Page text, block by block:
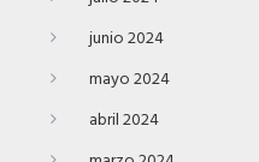
junio 2024
mayo 2024
abril 2024